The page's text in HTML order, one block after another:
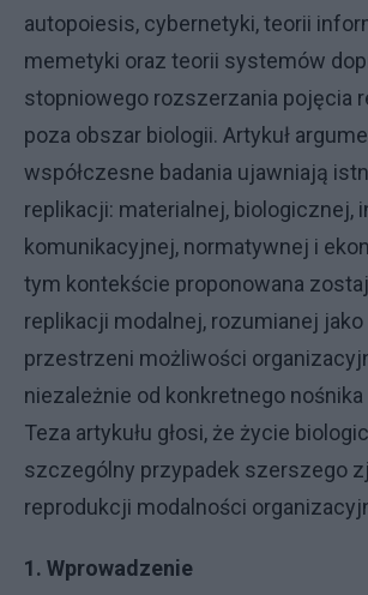
autopoiesis, cybernetyki, teorii
memetyki oraz teorii systemów
stopniowego rozszerzania pojęcia
poza obszar biologii. Artykuł
współczesne badania ujawniają
replikacji: materialnej, biologicznej,
komunikacyjnej, normatywnej i
tym kontekście proponowana
replikacji modalnej, rozumianej
przestrzeni możliwości
niezależnie od konkretnego
Teza artykułu głosi, że życie
szczególny przypadek szerszego
reprodukcji modalności
1. Wprowadzenie